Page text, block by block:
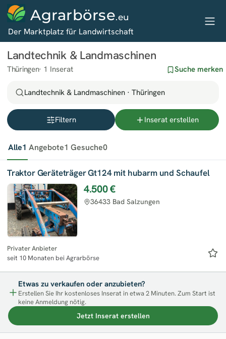
Agrarbörse.eu
Der Marktplatz für Landwirtschaft
Landtechnik & Landmaschinen
Thüringen 1 Inserat Suche merken
Landtechnik & Landmaschinen · Thüringen
Filtern Inserat erstellen
Alle1 Angebote1 Gesuche0
Traktor Geräteträger Gt124 mit hubarm und Schaufel
4.500 €
36433 Bad Salzungen
Privater Anbieter
seit 10 Monaten bei Agrarbörse
Etwas zu verkaufen oder anzubieten?
Erstellen Sie Ihr kostenloses Inserat in etwa 2 Minuten. Zum Start ist
keine Anmeldung nötig.
Jetzt Inserat erstellen